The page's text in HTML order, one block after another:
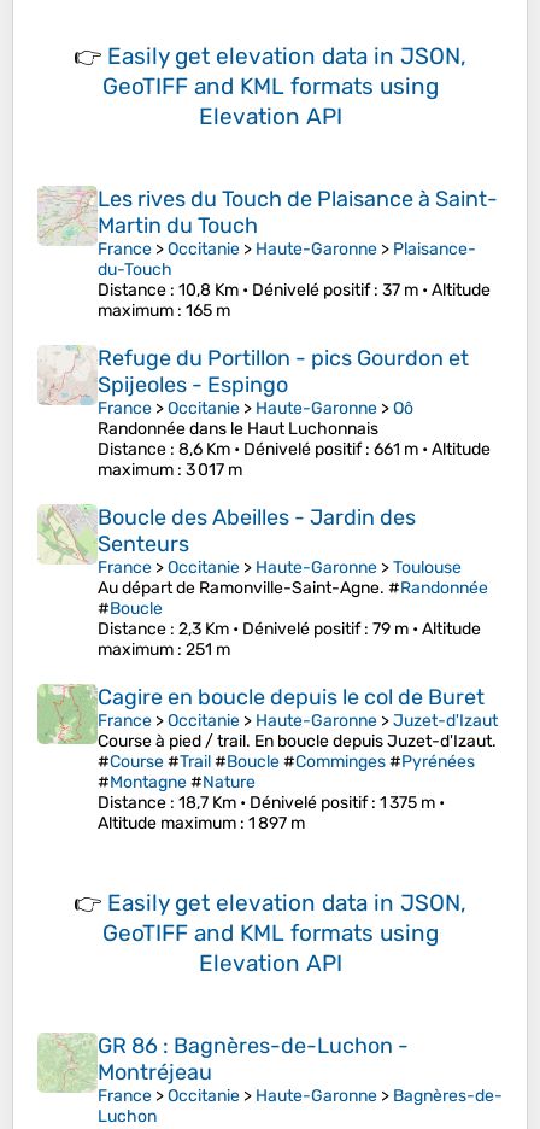
👉 Easily get elevation data in JSON,
GeoTIFF and KML formats using
Elevation API
Les rives du Touch de Plaisance à Saint-
Martin du Touch
France >Occitanie > Haute-Garonne > Plaisance-
du-Touch
Distance : 10,8 Km • Dénivelé positif: 37 m •Altitude
maximum : 165 m
Refuge du Portillon - pics Gourdon et
Spijeoles - Espingo
France >Occitanie > Haute-Garonne >Oô
Randonnée dans le Haut Luchonnais
Distance : 8,6 Km • Dénivelé positif: 661 m •Altitude
maximum : 3 017 m
Boucle des Abeilles - Jardin des
Senteurs
France >Occitanie > Haute-Garonne >Toulouse
Au départ de Ramonville-Saint-Agne. #Randonnée
#Boucle
Distance : 2,3 Km • Dénivelé positif: 79 m •Altitude
maximum : 251 m
Cagire en boucle depuis le col de Buret
France >Occitanie > Haute-Garonne >Juzet-d'Izaut
Course à pied / trail. En boucle depuis Juzet-d'Izaut.
#Course#Trail#Boucle#Comminges#Pyrénées
#Montagne#Nature
Distance : 18,7 Km • Dénivelé positif: 1 375 m •
Altitude maximum : 1 897 m
👉 Easily get elevation data in JSON,
GeoTIFF and KML formats using
Elevation API
GR 86 : Bagnères-de-Luchon -
Montréjeau
France >Occitanie > Haute-Garonne > Bagnères-de-
Luchon